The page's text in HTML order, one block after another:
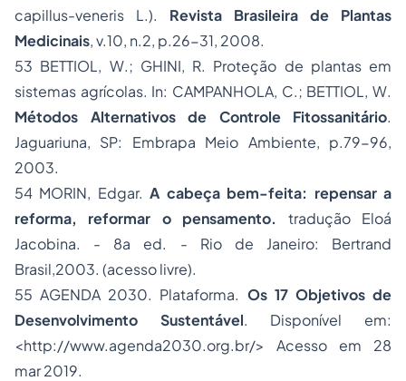
capillus-veneris L.). Revista Brasileira de Plantas
Medicinais, v.10, n.2, p.26-31, 2008.
53 BETTIOL, W.; GHINI, R. Proteção de plantas em
sistemas agrícolas. In: CAMPANHOLA, C.; BETTIOL, W.
Métodos Alternativos de Controle Fitossanitário.
Jaguariuna, SP: Embrapa Meio Ambiente, p.79-96,
2003.
54 MORIN, Edgar.A cabeça bem-feita: repensar a
reforma, reformar o pensamento.
tradução Eloá
Jacobina. - 8a ed. - Rio de Janeiro: Bertrand
Brasil,2003. (acesso livre).
55 AGENDA 2030. Plataforma. Os 17 Objetivos de
Desenvolvimento Sustentável. Disponível em:
<http://www.agenda2030.org.br/> Acesso em 28
mar 2019.